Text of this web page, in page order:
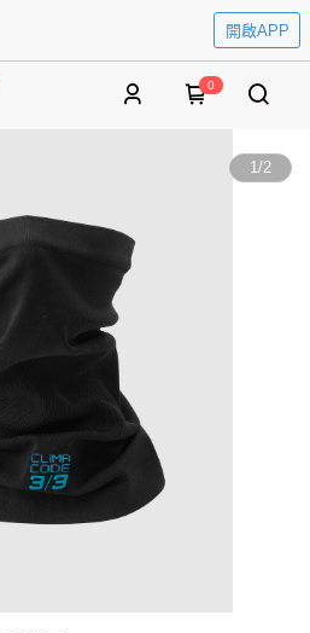
開啟APP
0
1/2